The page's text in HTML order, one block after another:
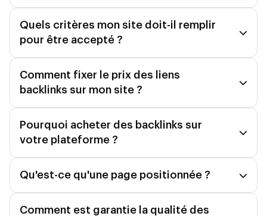
Quels critères mon site doit-il remplir
pour être accepté ?
Comment fixer le prix des liens
backlinks sur mon site ?
Pourquoi acheter des backlinks sur
votre plateforme ?
Qu'est-ce qu'une page positionnée ?
Comment est garantie la qualité des